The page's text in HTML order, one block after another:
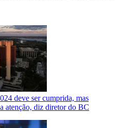
deve ser cumprida, mas
atenção, diz diretor do BC